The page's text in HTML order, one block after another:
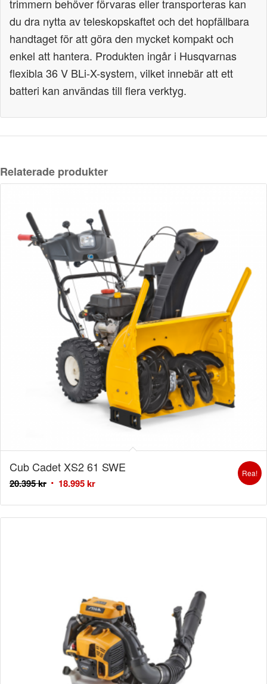
trimmern behöver förvaras eller transporteras kan
du dra nytta av teleskopskaftet och det hopfällbara
handtaget för att göra den mycket kompakt och
enkel att hantera. Produkten ingår i Husqvarnas
flexibla 36 V BLi-X-system, vilket innebär att ett
batteri kan användas till flera verktyg.
Relaterade produkter
Cub Cadet XS2 61 SWE
20.395kr 18.995kr
Rea!